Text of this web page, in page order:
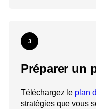
3
Préparer un
Téléchargez le plan
stratégies que vous